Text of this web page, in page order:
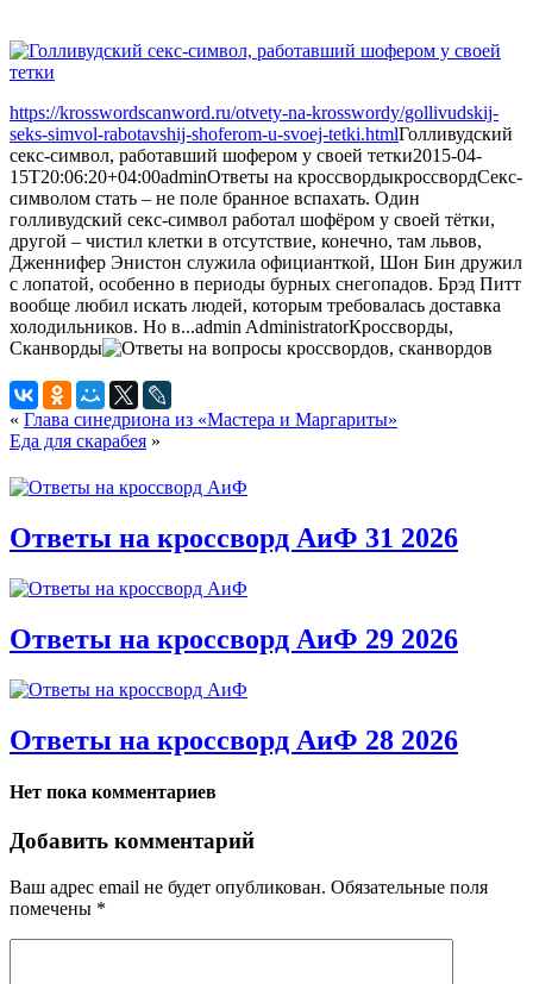
https://krosswordscanword.ru/otvety-na-krosswordy/gollivudskij-
seks-simvol-rabotavshij-shoferom-u-svoej-tetki.htmlГолливудский
секс-символ, работавший шофером у своей тетки2015-04-
15T20:06:20+04:00adminОтветы на кроссвордыкроссвордСекс-
символом стать – не поле бранное вспахать. Один
голливудский секс-символ работал шофёром у своей тётки,
другой – чистил клетки в отсутствие, конечно, там львов,
Дженнифер Энистон служила официанткой, Шон Бин дружил
с лопатой, особенно в периоды бурных снегопадов. Брэд Питт
вообще любил искать людей, которым требовалась доставка
холодильников. Но в...admin AdministratorКроссворды,
Сканворды
« Глава синедриона из «Мастера и Маргариты»
Еда для скарабея »
Ответы на кроссворд АиФ 31 2026
Ответы на кроссворд АиФ 29 2026
Ответы на кроссворд АиФ 28 2026
Нет пока комментариев
Добавить комментарий
Ваш адрес email не будет опубликован. Обязательные поля
помечены *